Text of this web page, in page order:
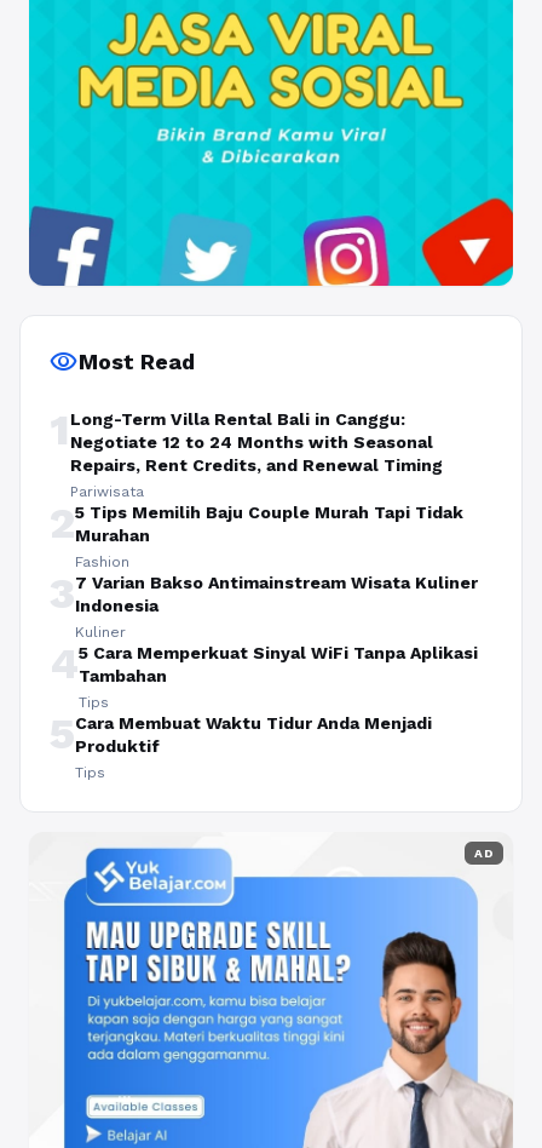
visibilityMost Read
1 Long-Term Villa Rental Bali in Canggu:
Negotiate 12 to 24 Months with Seasonal
Repairs, Rent Credits, and Renewal Timing
Pariwisata
25 Tips Memilih Baju Couple Murah Tapi Tidak
Murahan
Fashion
37 Varian Bakso Antimainstream Wisata Kuliner
Indonesia
Kuliner
45 Cara Memperkuat Sinyal WiFi Tanpa Aplikasi
Tambahan
Tips
5Cara Membuat Waktu Tidur Anda Menjadi
Produktif
Tips
AD